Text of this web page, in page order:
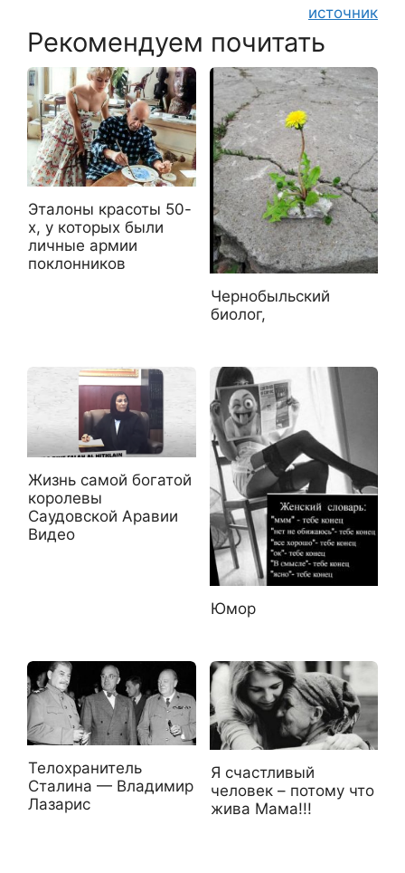
источник
Рекомендуем почитать
Эталоны красоты 50-
х, у которых были
личные армии
поклонников
Чернобыльский
биолог,
Жизнь самой богатой
королевы
Саудовской Аравии
Видео
Юмор
Телохранитель
Сталина — Владимир
Лазарис
Я счастливый
человек – потому что
жива Мама!!!